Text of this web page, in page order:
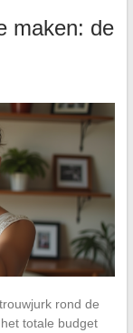
maken: de
rond de
totale budget